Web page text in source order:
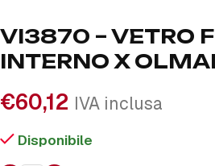
VI3870 – VETRO
INTERNO X
€60,12 IVA inclusa
Disponibile